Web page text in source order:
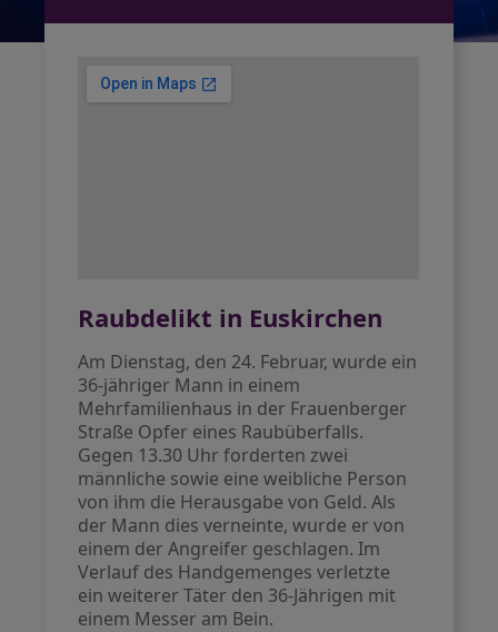
Raubdelikt in Euskirchen
Am Dienstag, den 24. Februar, wurde ein
36-jähriger Mann in einem
Mehrfamilienhaus in der Frauenberger
Straße Opfer eines Raubüberfalls.
Gegen 13.30 Uhr forderten zwei
männliche sowie eine weibliche Person
von ihm die Herausgabe von Geld. Als
der Mann dies verneinte, wurde er von
einem der Angreifer geschlagen. Im
Verlauf des Handgemenges verletzte
ein weiterer Täter den 36-Jährigen mit
einem Messer am Bein.